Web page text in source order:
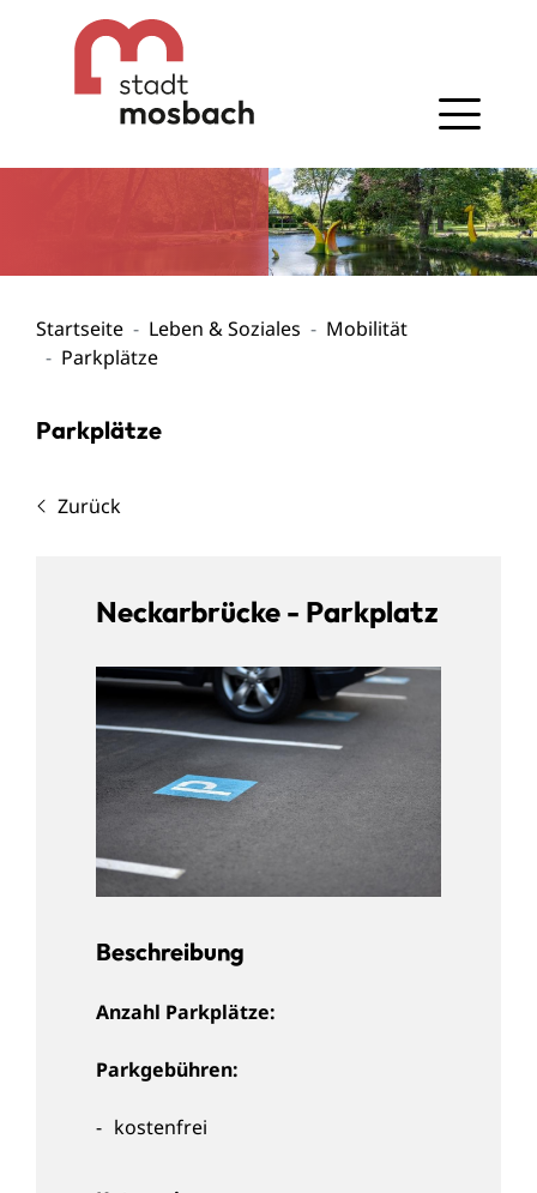
Gehe zum Navigationsbereich
Gehe zum Inhalt
Startseite Leben & Soziales
Mobilität
Parkplätze
Parkplätze
Zurück
Neckarbrücke - Parkplatz
Beschreibung
Anzahl Parkplätze:
Parkgebühren:
kostenfrei